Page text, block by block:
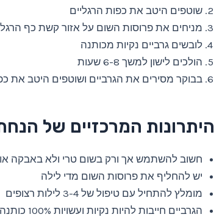
שוטפים היטב את כפות הרגליים
מניחים את פרוסות השום על אזור קשת כף הרגל
לובשים גרביים נקיות מכותנה
הולכים לישון למשך 6-8 שעות
בבוקר מסירים את הגרביים ושוטפים היטב את
היתרונות המרכזיים של
חשוב להשתמש אך ורק בשום טרי ולא באבקה
יש להחליף את פרוסות השום מדי לילה
מומלץ להתחיל עם טיפול של 3-4 לילות רצופים
הגרביים חייבות להיות נקיות ועשויות 100% כותנה